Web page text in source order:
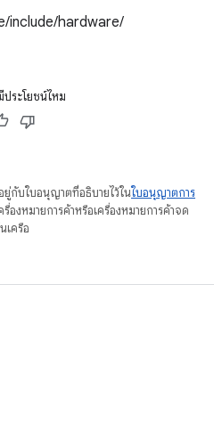
include/hardware/
ระโยชน์ไหม
ยู่กับใบอนุญาตที่อธิบายไว้ในใบอนุญาตการ
องหมายการค้าหรือเครื่องหมายการค้าจด
เครือ